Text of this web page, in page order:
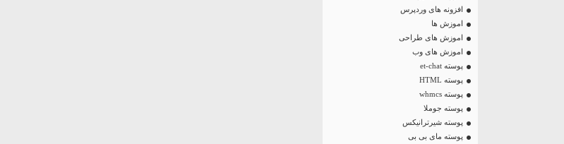
افزونه های وردپرس
اموزش ها
اموزش های طراحی
اموزش های وب
پوسته et-chat
پوسته HTML
پوسته whmcs
پوسته جوملا
پوسته شیرترانیکس
پوسته مای بی بی